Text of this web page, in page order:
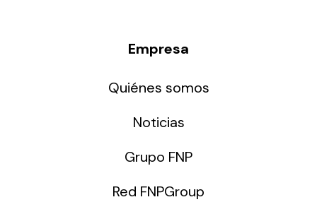
Empresa
Quiénes somos
Noticias
Grupo FNP
Red FNPGroup